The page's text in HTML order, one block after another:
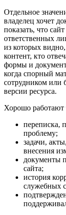
Отдельное
владелец хочет
показать, что
ответственных
из которых
контент, кто
формы и
когда спорный
сотрудником или
версии ресурса.
Хорошо работают
переписка,
проблему;
задачи,
внесения
документы
сайта;
история
служебных